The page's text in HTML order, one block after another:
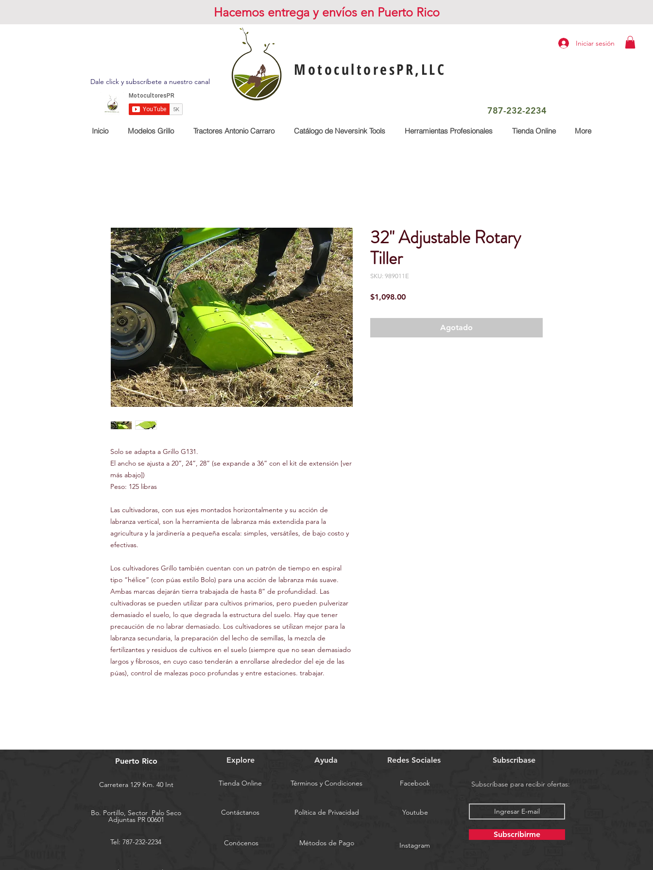
Iniciar sesión
Hacemos entrega y envíos en Puerto Rico
Dale click y subscríbete a nuestro canal
MotocultoresPR,LLC
787-232-2234
Inicio Modelos Grillo Tractores Antonio Carraro Catálogo de Neversink Tools Herramientas Profesionales Tienda Online More
Solo se adapta a Grillo G131.
El ancho se ajusta a 20”, 24”, 28” (se expande a 36” con el kit de extensión [ver
más abajo])
Peso: 125 libras
Las cultivadoras, con sus ejes montados horizontalmente y su acción de
labranza vertical, son la herramienta de labranza más extendida para la
agricultura y la jardinería a pequeña escala: simples, versátiles, de bajo costo y
efectivas.
Los cultivadores Grillo también cuentan con un patrón de tiempo en espiral
tipo “hélice” (con púas estilo Bolo) para una acción de labranza más suave.
Ambas marcas dejarán tierra trabajada de hasta 8” de profundidad. Las
cultivadoras se pueden utilizar para cultivos primarios, pero pueden pulverizar
demasiado el suelo, lo que degrada la estructura del suelo. Hay que tener
precaución de no labrar demasiado. Los cultivadores se utilizan mejor para la
labranza secundaria, la preparación del lecho de semillas, la mezcla de
fertilizantes y residuos de cultivos en el suelo (siempre que no sean demasiado
largos y fibrosos, en cuyo caso tenderán a enrollarse alrededor del eje de las
púas), control de malezas poco profundas y entre estaciones. trabajar.
32" Adjustable Rotary
Tiller
SKU: 989011E
$1,098.00Precio
Agotado
Puerto Rico
Carretera 129 Km. 40 Int
Bo. Portillo, Sector Palo Seco
Adjuntas PR 00601
Tel: 787-232-2234
Explore Ayuda
Tienda Online Términos y Condiciones
Contáctanos Política de Privacidad
Conócenos Métodos de Pago
Redes Sociales
Facebook
Youtube
Instagram
Subscríbase
Subscríbase para recibir ofertas:
Subscribirme